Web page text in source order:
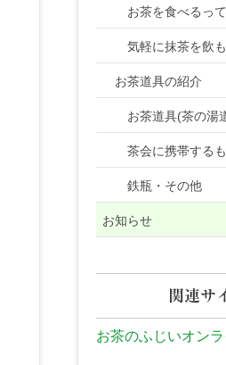
お茶を食べるっ
気軽に抹茶を飲も
お茶道具の紹介
お茶道具(茶の湯
茶会に携帯する
鉄瓶・その他
お知らせ
関連サ
お茶のふじいオン